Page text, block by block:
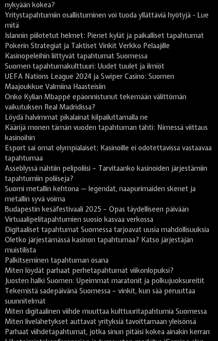
nykyään kokea?
Yritystapahtumiin osallistuminen voi tuoda yllättäviä hyötyjä - Lue
mitä
Islannin piilotetut helmet: Pienet kylät ja paikalliset tapahtumat
Pokerin Strategiat ja Taktiset Vinkit Verkko Pelaajille
Kasinopeleihin liittyvät tapahtumat Suomessa
Suomen tapahtumakulttuuri: Uudet tuulet ja ilmiöt
UEFA Nations League 2024 ja Swiper Casino: Suomen
Maajoukkue Valmiina Haasteisiin
Onko Kylian Mbappé epäonnistunut tekemään välittömän
vaikutuksen Real Madridissa?
Löydä halvimmat pikalainat kilpailuttamalla ne
Käärijä monen tämän vuoden tapahtuman tähti: Nimessä viittaus
kasinoihin
Esport sai omat olympialaiset: Kasinoille ei odotettavissa vastaavaa
tapahtumaa
Asseblyssä nähtiin pelipoliisi – Tarvitaanko kasinoiden järjestämiin
tapahtumiin poliiseja?
Suomi metallin kehtona — legendat, naapurimaiden skenet ja
metallin syvä voima
Budapestin kesäfestivaali 2025 – Opas täydelliseen päivään
Virtuaalipelitapahtumien suosio kasvaa verkossa
Digitaaliset tapahtumat Suomessa tarjoavat uusia mahdollisuuksia
Oletko järjestämässä kasinon tapahtumaa? Katso järjestäjän
muistilista
Palkitseminen tapahtuman osana
Miten löydät parhaat perhetapahtumat viikonlopuksi?
Juosten halki Suomen: Upeimmat maratonit ja polkujuoksureitit
Tekemistä sadepäivänä Suomessa – vinkit, kun sää peruuttaa
suunnitelmat
Miten digitaalinen viihde muuttaa kulttuuritapahtumia Suomessa
Miten livelähetykset auttavat yrityksiä tavoittamaan yleisönsä
Parhaat viihdetapahtumat, jotka sinun pitäisi kokea ainakin kerran